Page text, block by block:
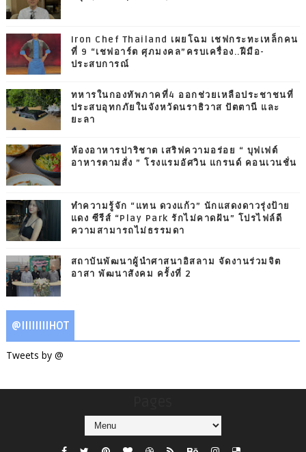
Iron Chef Thailand เผยโฉม เชฟกระทะเหล็กคน
ที่ 9 “เชฟอาร์ต ศุภมงคล”ครบเครื่อง..ฝีมือ-
ประสบการณ์
ทหารในกองทัพภาคที่4 ออกช่วยเหลือประชาชนที่
ประสบอุทกภัยในจังหวัดนราธิวาส ปัตตานี และ
ยะลา
ห้องอาหารปาริชาต เสริฟความอร่อย “ บุฟเฟต์
อาหารตามสั่ง ” โรงแรมอัศวิน แกรนด์ คอนเวนชั่น
ทำความรู้จัก “แทน ดวงแก้ว” นักแสดงดาวรุ่งป้าย
แดง ซีรีส์ “Play Park รักไม่คาดฝัน” โปรไฟล์ดี
ความสามารถไม่ธรรมดา
สถาบันพัฒนาผู้นำศาสนาอิสลาม จัดงานร่วมจิต
อาสา พัฒนาสังคม ครั้งที่ 2
@IIIIIIIIHOT
Tweets by @